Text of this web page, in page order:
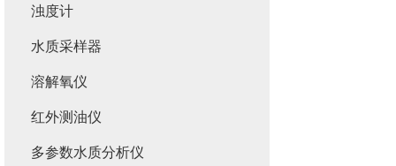
浊度计
水质采样器
溶解氧仪
红外测油仪
多参数水质分析仪